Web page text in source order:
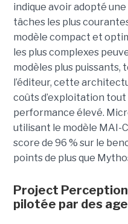
indique avoir adopté
tâches les plus
modèle compact et
les plus complexes
modèles plus puissants,
l’éditeur, cette
coûts d’exploitation
performance élevé.
utilisant le modèle MAI-
score de 96 % sur le
points de plus que
Project
pilotée par des